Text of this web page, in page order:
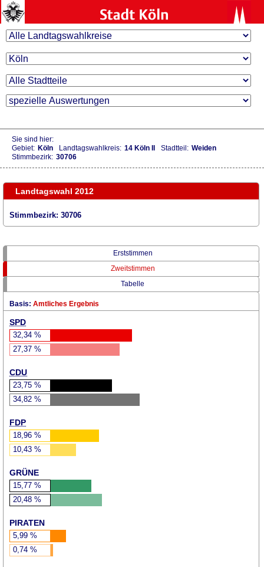
Sie sind hier:
Gebiet: Köln Landtagswahlkreis: 14 Köln II Stadtteil: Weiden
Stimmbezirk: 30706
Landtagswahl 2012
Stimmbezirk: 30706
Erststimmen
Zweitstimmen
Tabelle
Basis: Amtliches Ergebnis
SPD
32,34 %
27,37 %
CDU
23,75 %
34,82 %
FDP
18,96 %
10,43 %
GRÜNE
15,77 %
20,48 %
PIRATEN
5,99 %
0,74 %